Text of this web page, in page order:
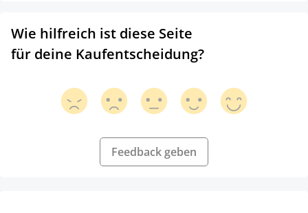
Wie hilfreich ist diese Seite
für deine Kaufentscheidung?
Feedback geben